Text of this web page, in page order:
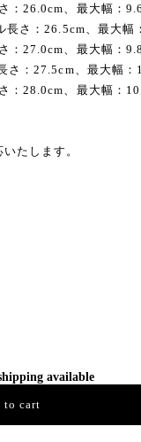
：26.0cm、最大幅：
さ：26.5cm、最大幅
：27.0cm、最大幅：
さ：27.5cm、最大幅：
：28.0cm、最大幅：
たします。
available
to cart